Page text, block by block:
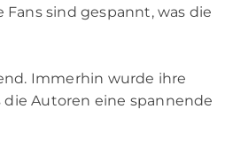
sind gespannt, was die
Immerhin wurde ihre
Autoren eine spannende